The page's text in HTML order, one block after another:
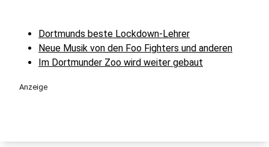
Dortmunds beste Lockdown-Lehrer
Neue Musik von den Foo Fighters und anderen
Im Dortmunder Zoo wird weiter gebaut
Anzeige